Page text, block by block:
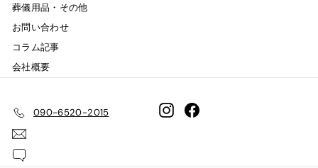
葬儀用品・その他
お問い合わせ
コラム記事
会社概要
090-6520-2015 InstagramFacebook